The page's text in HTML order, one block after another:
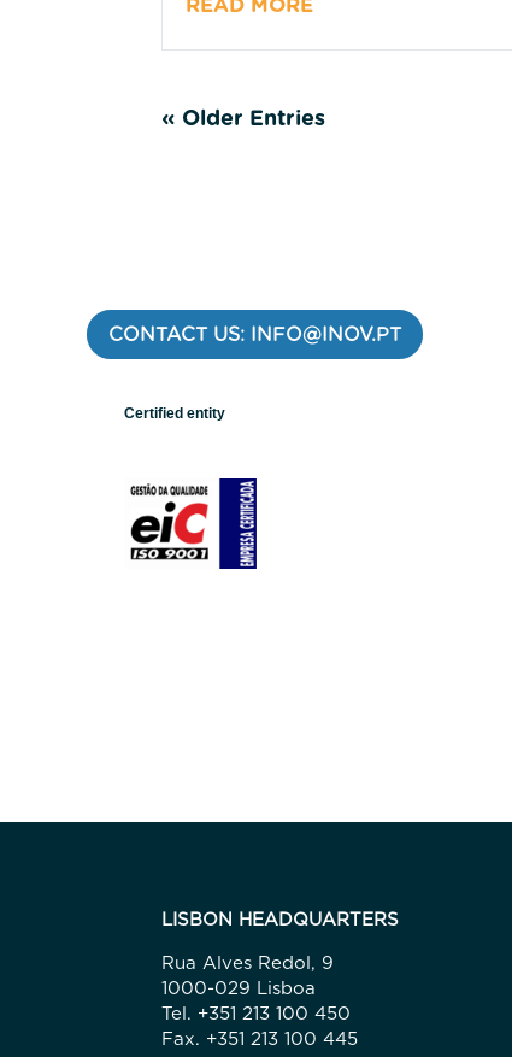
« Older Entries
CONTACT US: INFO@INOV.PT
Certified entity
LISBON HEADQUARTERS
Rua Alves Redol, 9
1000-029 Lisboa
Tel. +351 213 100 450
Fax. +351 213 100 445